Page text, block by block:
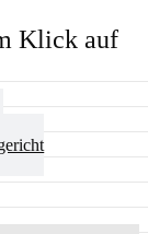
Klick auf